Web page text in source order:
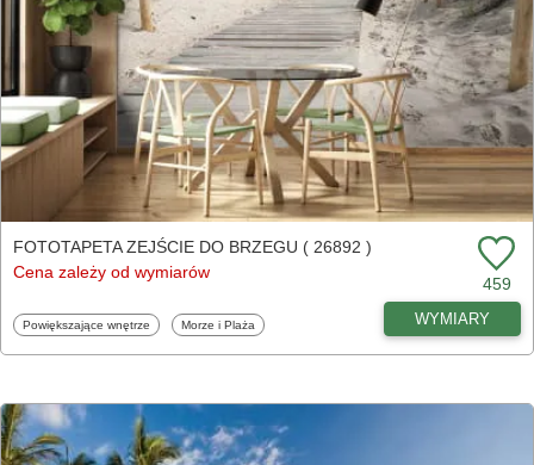
FOTOTAPETA ZEJŚCIE DO BRZEGU ( 26892 )
Cena zależy od wymiarów
459
Fototapety
Powiększające wnętrze Fototapety
Morze i Plaża WYMIARY